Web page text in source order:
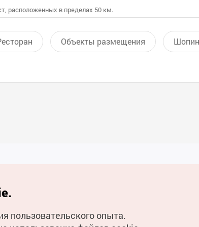
расположенных в пределах 50 км.
Объекты размещения
Горячая линия для
пользовательского опыта.